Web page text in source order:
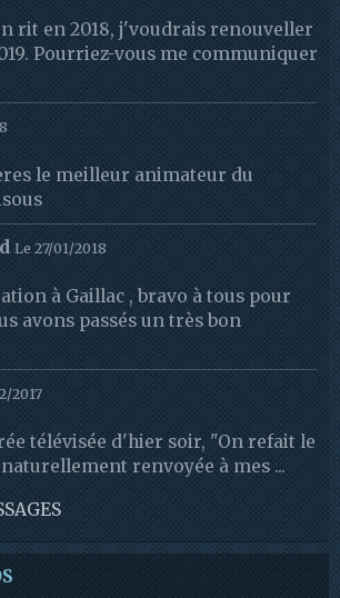
rit en 2018, j'voudrais renouveller
Pourriez-vous me communiquer
le meilleur animateur du
Le 27/01/2018
à Gaillac , bravo à tous pour
avons passés un très bon
2017
télévisée d'hier soir, "On refait le
renvoyée à mes ...